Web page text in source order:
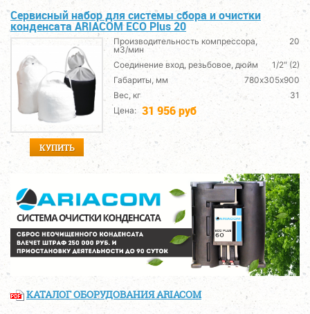
Сервисный набор для системы сбора и очистки
конденсата ARIACОМ ECO Plus 20
КУПИТЬ
Производительность компрессора,
м3/мин
20
Соединение вход, резьбовое, дюйм
1/2" (2)
Габариты, мм
780х305х900
Вес, кг
31
Цена: 31 956 руб
КАТАЛОГ ОБОРУДОВАНИЯ ARIACOM